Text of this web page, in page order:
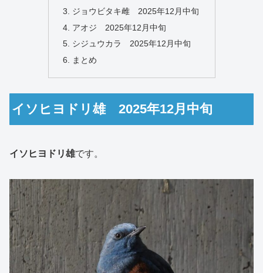
ジョウビタキ雌 2025年12月中旬
アオジ 2025年12月中旬
シジュウカラ 2025年12月中旬
まとめ
イソヒヨドリ雄 2025年12月中旬
イソヒヨドリ雄です。